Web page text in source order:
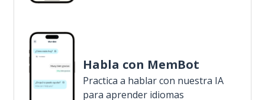
Habla con MemBot
Practica a hablar con nuestra IA
para aprender idiomas